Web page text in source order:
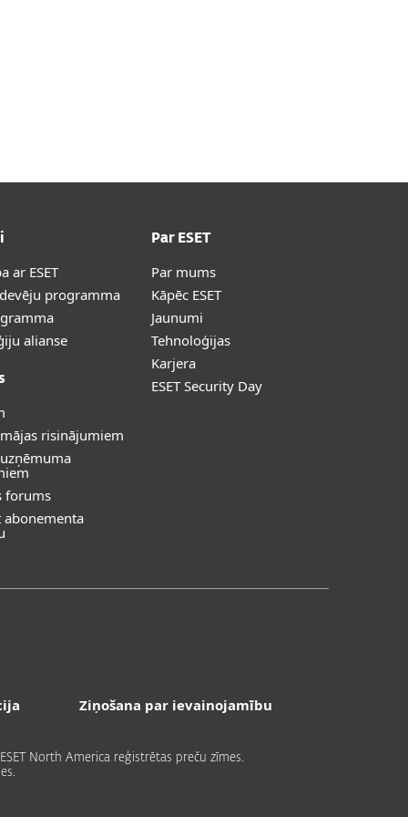
ar ESET
programma
alianse
risinājumiem
forums
abonementa
Par ESET
Par mums
Kāpēc ESET
Jaunumi
Tehnoloģijas
Karjera
ESET Security Day
Ziņošana par ievainojamību
North America reģistrētas preču zīmes.